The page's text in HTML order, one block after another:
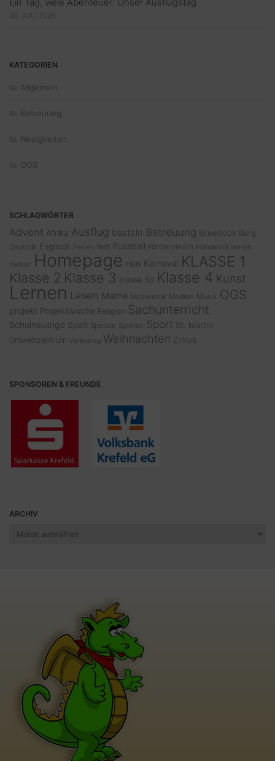
Ein Tag, viele Abenteuer: Unser Ausflugstag
KATEGORIEN
Allgemein
Betreuung
Neuigkeiten
OGS
SCHLAGWÖRTER
Advent Afrika Ausflug basteln Betreuung Breetlook Burg
Deutsch Englisch Ferien fest Fussball Förderverein Handelnd lernen
Herbst
Homepage Hüls Karneval KLASSE 1
Klasse 2 Klasse 3 Klasse 3b Klasse 4 Kunst
Lernen Lesen Mathe Mathematik Medien Musik OGS
projekt Projektwoche Religion Sachunterricht
Schulneulinge Spaß Spende Spielen Sport St. Martin
Umweltzentrum Vorlesetag Weihnachten Zirkus
SPONSOREN & FREUNDE
ARCHIV
Archiv